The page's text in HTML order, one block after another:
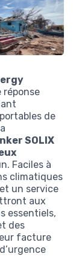
réponse
de
SOLIX
Faciles à
climatiques
un service
aux
essentiels,
des
facture